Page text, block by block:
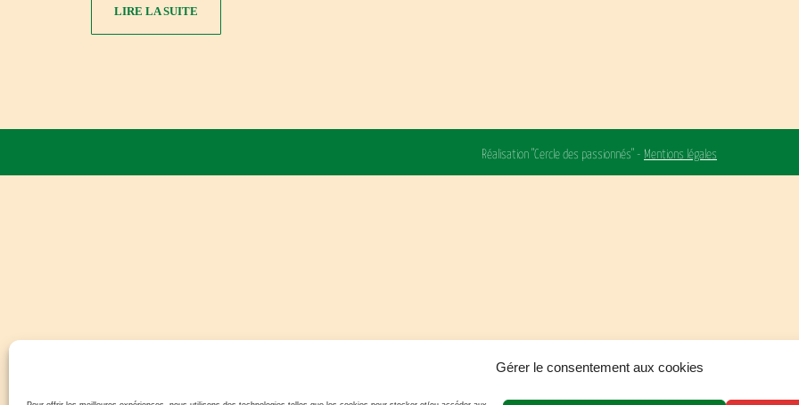
Gérer le consentement aux cookies
LIRE LA SUITE
Réalisation "Cercle des passionnés" - Mentions légales